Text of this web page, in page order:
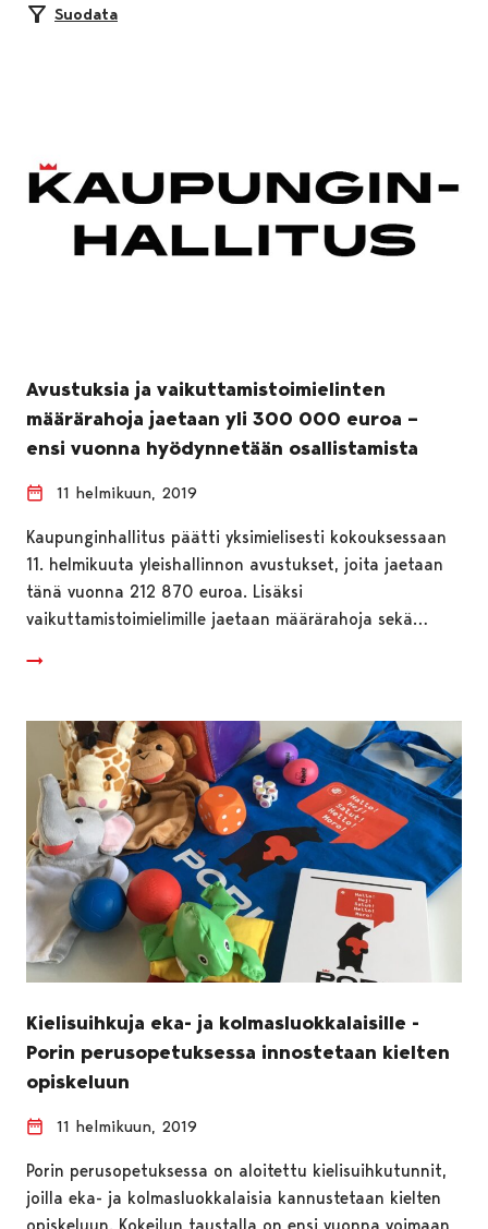
Suodata
Avustuksia ja vaikuttamistoimielinten
määrärahoja jaetaan yli 300 000 euroa –
ensi vuonna hyödynnetään osallistamista
11 helmikuun, 2019
Kaupunginhallitus päätti yksimielisesti kokouksessaan
11. helmikuuta yleishallinnon avustukset, joita jaetaan
tänä vuonna 212 870 euroa. Lisäksi
vaikuttamistoimielimille jaetaan määrärahoja sekä…
Kielisuihkuja eka- ja kolmasluokkalaisille -
Porin perusopetuksessa innostetaan kielten
opiskeluun
11 helmikuun, 2019
Porin perusopetuksessa on aloitettu kielisuihkutunnit,
joilla eka- ja kolmasluokkalaisia kannustetaan kielten